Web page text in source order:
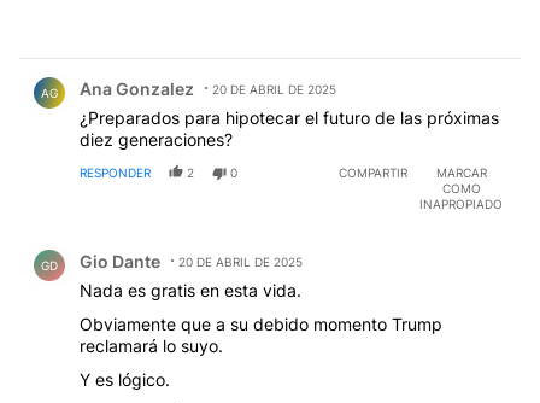
AG Ana Gonzalez 20 DE ABRIL DE 2025
¿Preparados para hipotecar el futuro de las próximas
diez generaciones?
RESPONDER 2 0 COMPARTIR
MARCAR
COMO
INAPROPIADO
GD Gio Dante 20 DE ABRIL DE 2025
Nada es gratis en esta vida.
Obviamente que a su debido momento Trump
reclamará lo suyo.
Y es lógico.